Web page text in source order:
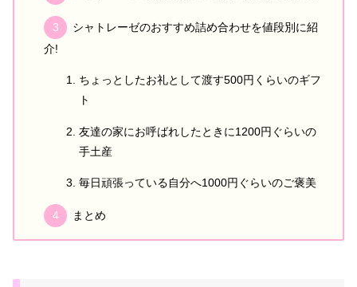
シャトレーゼのおすすめ詰め合わせを値段別に紹
介!
ちょっとしたお礼として渡す500円くらいのギフ
ト
友達の家にお呼ばれしたときに1200円ぐらいの
手土産
毎日頑張っている自分へ1000円ぐらいのご褒美
まとめ